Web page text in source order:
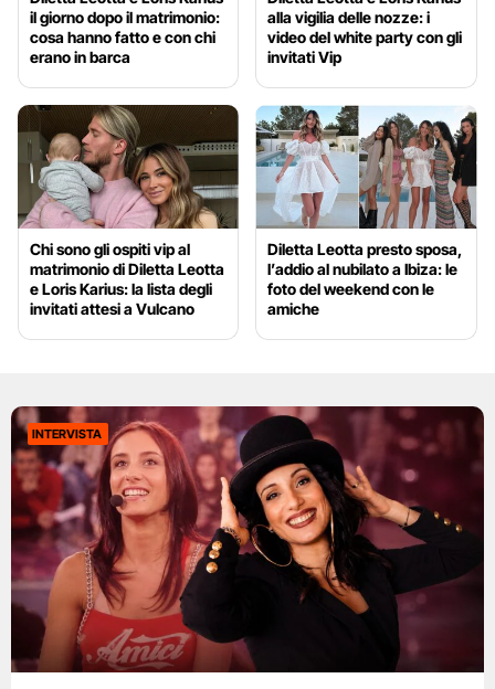
il giorno dopo il matrimonio:
cosa hanno fatto e con chi
erano in barca
alla vigilia delle nozze: i
video del white party con gli
invitati Vip
Chi sono gli ospiti vip al
matrimonio di Diletta Leotta
e Loris Karius: la lista degli
invitati attesi a Vulcano
Diletta Leotta presto sposa,
l’addio al nubilato a Ibiza: le
foto del weekend con le
amiche
INTERVISTA